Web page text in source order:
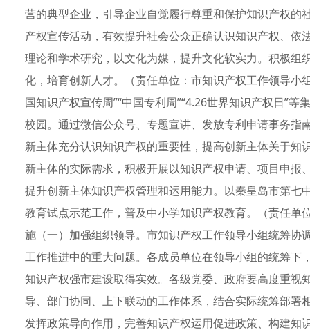
营的典型企业，引导企业自觉履行尊重和保护知识产权
产权宣传活动，有效提升社会公众正确认识知识产权、
理论和学术研究，以文化为媒，提升文化软实力。积极
化，培育创新人才。（责任单位：市知识产权工作领导小
国知识产权宣传周”“中国专利周”“4.26世界知识产权日”
校园。通过微信公众号、专题宣讲、发放专利申请事务
新主体充分认识知识产权的重要性，提高创新主体关于
新主体的实际需求，积极开展以知识产权申请、项目申
提升创新主体知识产权管理和运用能力。以秦皇岛市第
教育试点示范工作，普及中小学知识产权教育。（责任
施（一）加强组织领导。市知识产权工作领导小组统筹
工作推进中的重大问题。各成员单位在领导小组的统筹
知识产权强市建设取得实效。各级党委、政府要高度重
导、部门协同、上下联动的工作体系，结合实际统筹部
发挥政策导向作用，完善知识产权运用促进政策、构建